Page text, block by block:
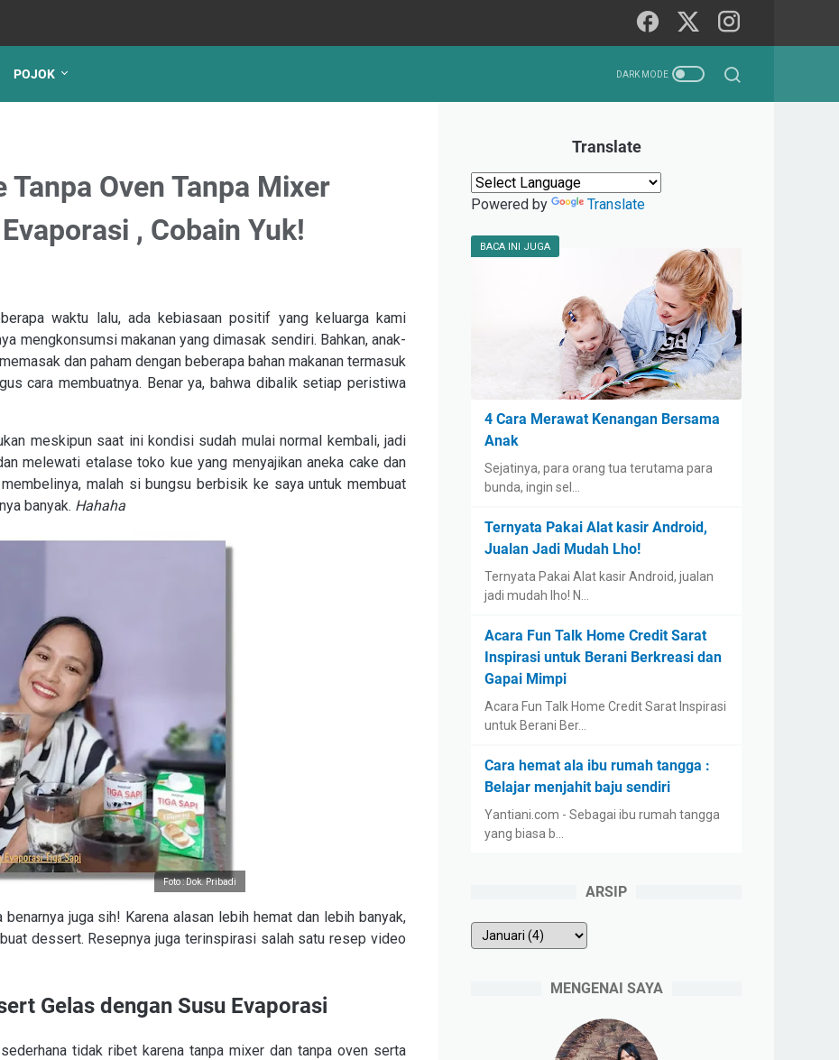
POJOK
Oven Tanpa Mixer
, Cobain Yuk!
waktu lalu, ada kebiasaan positif yang keluarga kami
mengkonsumsi makanan yang dimasak sendiri. Bahkan, anak-
dan paham dengan beberapa bahan makanan termasuk
cara membuatnya. Benar ya, bahwa dibalik setiap peristiwa
meskipun saat ini kondisi sudah mulai normal kembali, jadi
melewati etalase toko kue yang menyajikan aneka cake dan
malah si bungsu berbisik ke saya untuk membuat
banyak. Hahaha
Foto : Dok. Pribadi
juga sih! Karena alasan lebih hemat dan lebih banyak,
dessert. Resepnya juga terinspirasi salah satu resep video
Gelas dengan Susu Evaporasi
tidak ribet karena tanpa mixer dan tanpa oven serta
Translate
Powered by Translate
BACA INI JUGA
4 Cara Merawat Kenangan Bersama
Anak
Sejatinya, para orang tua terutama para
bunda, ingin sel…
Ternyata Pakai Alat kasir Android,
Jualan Jadi Mudah Lho!
Ternyata Pakai Alat kasir Android, jualan
jadi mudah lho! N…
Acara Fun Talk Home Credit Sarat
Inspirasi untuk Berani Berkreasi dan
Gapai Mimpi
Acara Fun Talk Home Credit Sarat Inspirasi
untuk Berani Ber…
Cara hemat ala ibu rumah tangga :
Belajar menjahit baju sendiri
Yantiani.com - Sebagai ibu rumah tangga
yang biasa b…
ARSIP
MENGENAI SAYA